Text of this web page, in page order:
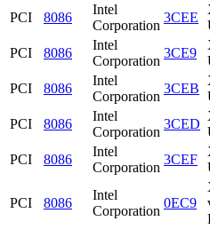
PCI
8086
Intel
Corporation
3CEE
PCI
8086
Intel
Corporation
3CE9
PCI
8086
Intel
Corporation
3CEB
PCI
8086
Intel
Corporation
3CED
PCI
8086
Intel
Corporation
3CEF
PCI 8086
Intel
Corporation
0EC9